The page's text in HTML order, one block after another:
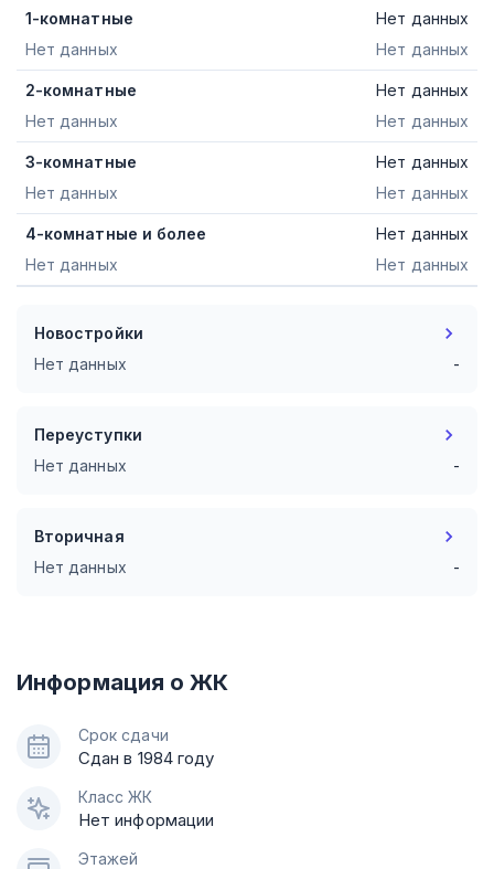
1-комнатные
Нет данных
Нет данных
Нет данных
2-комнатные
Нет данных
Нет данных
Нет данных
3-комнатные
Нет данных
Нет данных
Нет данных
4-комнатные и более
Нет данных
Нет данных
Нет данных
Новостройки
Нет данных
-
Переуступки
Нет данных
-
Вторичная
Нет данных
-
Информация о ЖК
Срок сдачи
Сдан в 1984 году
Класс ЖК
Нет информации
Этажей